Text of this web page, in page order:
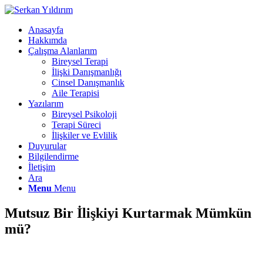
Anasayfa
Hakkımda
Çalışma Alanlarım
Bireysel Terapi
İlişki Danışmanlığı
Cinsel Danışmanlık
Aile Terapisi
Yazılarım
Bireysel Psikoloji
Terapi Süreci
İlişkiler ve Evlilik
Duyurular
Bilgilendirme
İletişim
Ara
Menu Menu
Mutsuz Bir İlişkiyi Kurtarmak Mümkün
mü?